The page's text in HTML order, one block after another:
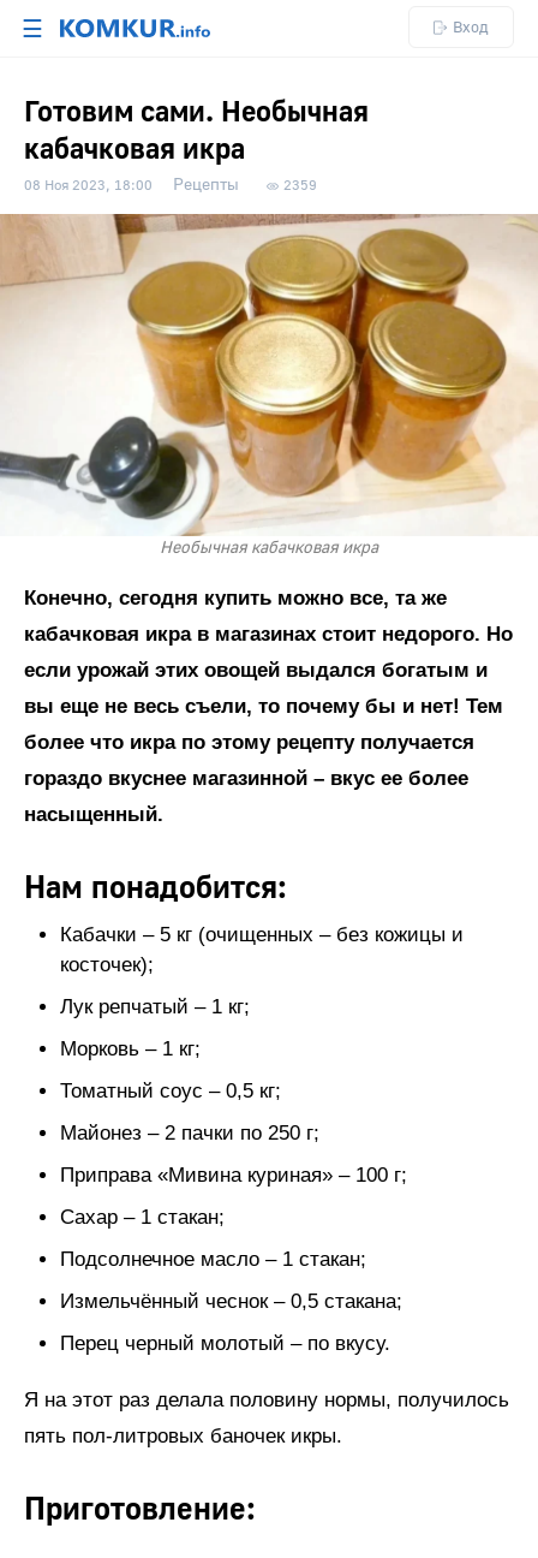
☰ Вход
Готовим сами. Необычная
кабачковая икра
08 Ноя 2023, 18:00 Рецепты 2359
Необычная кабачковая икра
Конечно, сегодня купить можно все, та же
кабачковая икра в магазинах стоит недорого. Но
если урожай этих овощей выдался богатым и
вы еще не весь съели, то почему бы и нет! Тем
более что икра по этому рецепту получается
гораздо вкуснее магазинной – вкус ее более
насыщенный.
Нам понадобится:
Кабачки – 5 кг (очищенных – без кожицы и
косточек);
Лук репчатый – 1 кг;
Морковь – 1 кг;
Томатный соус – 0,5 кг;
Майонез – 2 пачки по 250 г;
Приправа «Мивина куриная» – 100 г;
Сахар – 1 стакан;
Подсолнечное масло – 1 стакан;
Измельчённый чеснок – 0,5 стакана;
Перец черный молотый – по вкусу.
Я на этот раз делала половину нормы, получилось
пять пол-литровых баночек икры.
Приготовление: